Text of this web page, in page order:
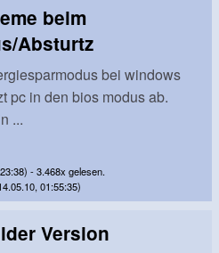
beim
Absturtz
bei windows
pc in den bios modus ab.
...
- 3.468x gelesen.
01:55:35)
Version